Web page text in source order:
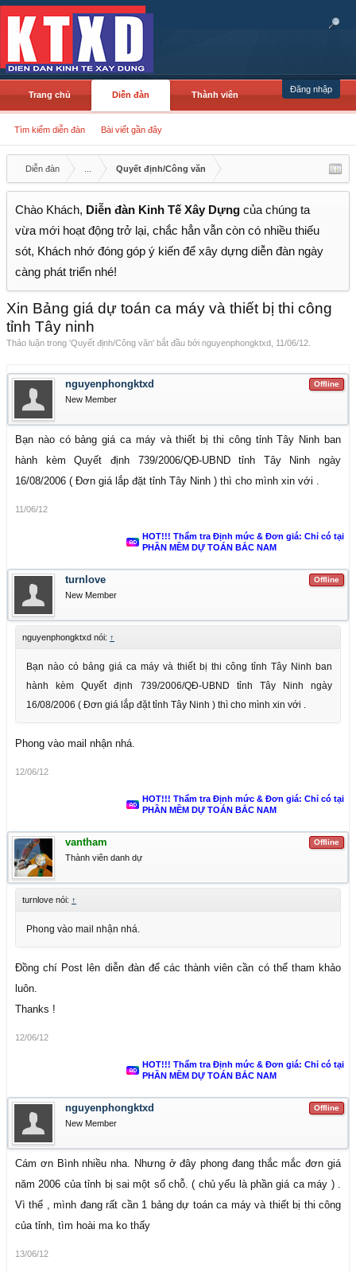
Đăng nhập
Trang chủ Diễn đàn
Tìm kiếm diễn đàn Bài viết gần đây
Thành viên
Diễn đàn Quyết định/Công văn
Chào Khách, Diễn đàn Kinh Tế Xây Dựng của chúng ta
vừa mới hoạt động trở lại, chắc hẳn vẫn còn có nhiều thiếu
sót, Khách nhớ đóng góp ý kiến để xây dựng diễn đàn ngày
càng phát triển nhé!
Xin Bảng giá dự toán ca máy và thiết bị thi công
tỉnh Tây ninh
Thảo luận trong 'Quyết định/Công văn' bắt đầu bởi nguyenphongktxd 11/06/12
Offline
nguyenphongktxd
New Member
Bạn nào có bảng giá ca máy và thiết bị thi công tỉnh Tây Ninh ban
hành kèm Quyết định 739/2006/QĐ-UBND tỉnh Tây Ninh ngày
16/08/2006 ( Đơn giá lắp đặt tỉnh Tây Ninh ) thì cho mình xin với .
11/06/12
HOT!!! Thẩm tra Định mức & Đơn giá: Chỉ có tại
PHẦN MỀM DỰ TOÁN BẮC NAM
Offline
turnlove
New Member
nguyenphongktxd nói: ↑
Bạn nào có bảng giá ca máy và thiết bị thi công tỉnh Tây Ninh ban
hành kèm Quyết định 739/2006/QĐ-UBND tỉnh Tây Ninh ngày
16/08/2006 ( Đơn giá lắp đặt tỉnh Tây Ninh ) thì cho mình xin với .
Phong vào mail nhận nhá.
12/06/12
HOT!!! Thẩm tra Định mức & Đơn giá: Chỉ có tại
PHẦN MỀM DỰ TOÁN BẮC NAM
Offline
vantham
Thành viên danh dự
turnlove nói: ↑
Phong vào mail nhận nhá.
Đồng chí Post lên diễn đàn để các thành viên cần có thể tham khảo
luôn.
Thanks !
12/06/12
HOT!!! Thẩm tra Định mức & Đơn giá: Chỉ có tại
PHẦN MỀM DỰ TOÁN BẮC NAM
Offline
nguyenphongktxd
New Member
Cám ơn Bình nhiều nha. Nhưng ở đây phong đang thắc mắc đơn giá
năm 2006 của tỉnh bị sai một số chỗ. ( chủ yếu là phần giá ca máy ) .
Vì thế , mình đang rất cần 1 bảng dự toán ca máy và thiết bị thi công
của tỉnh, tìm hoài ma ko thấy
13/06/12